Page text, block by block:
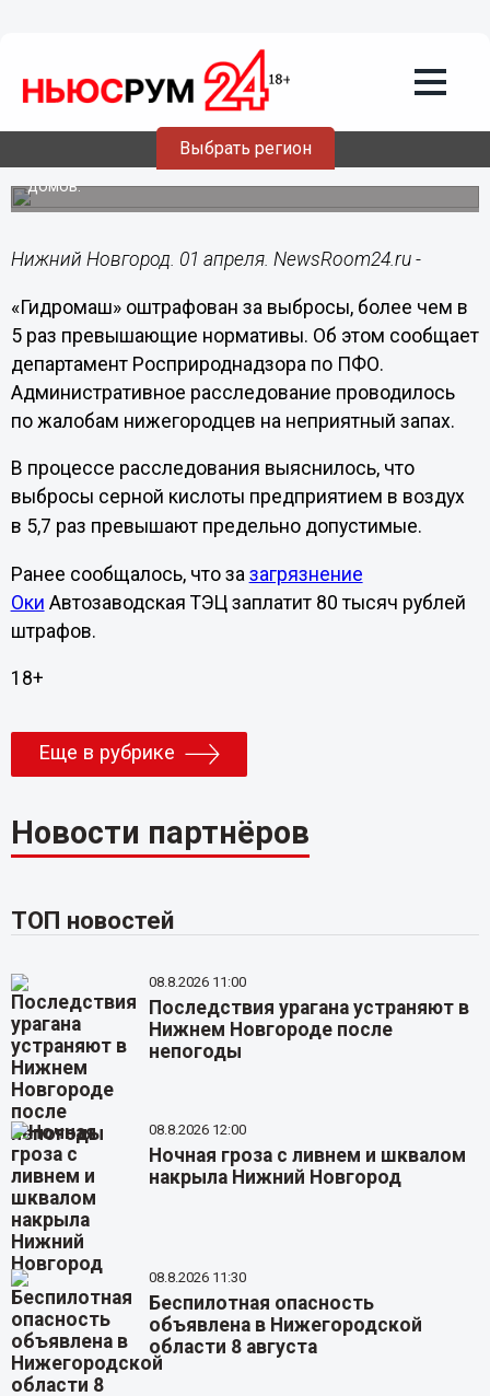
Выбрать регион
«Гидромаш» оштрафован за выбросы,
более чем в 5 раз превышающие
нормативы
На неприятный запах пожаловались жители соседних
домов.
Нижний Новгород. 01 апреля. NewsRoom24.ru -
«Гидромаш» оштрафован за выбросы, более чем в
5 раз превышающие нормативы. Об этом сообщает
департамент Росприроднадзора по ПФО.
Административное расследование проводилось
по жалобам нижегородцев на неприятный запах.
В процессе расследования выяснилось, что
выбросы серной кислоты предприятием в воздух
в 5,7 раз превышают предельно допустимые.
Ранее сообщалось, что за загрязнение
Оки Автозаводская ТЭЦ заплатит 80 тысяч рублей
штрафов.
18+
Еще в рубрике
Новости партнёров
ТОП новостей
08.8.2026 11:00
Последствия урагана устраняют в
Нижнем Новгороде после
непогоды
08.8.2026 12:00
Ночная гроза с ливнем и шквалом
накрыла Нижний Новгород
08.8.2026 11:30
Беспилотная опасность
объявлена в Нижегородской
области 8 августа